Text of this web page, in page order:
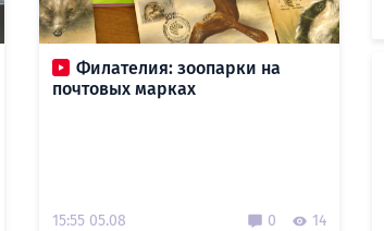
Филателия: зоопарки на
почтовых марках
15:55 05.08 0 14